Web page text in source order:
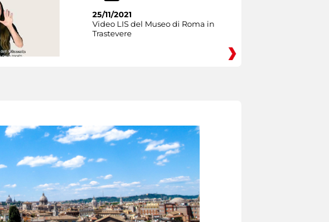
25/11/2021
Video LIS del Museo di Roma in
Trastevere